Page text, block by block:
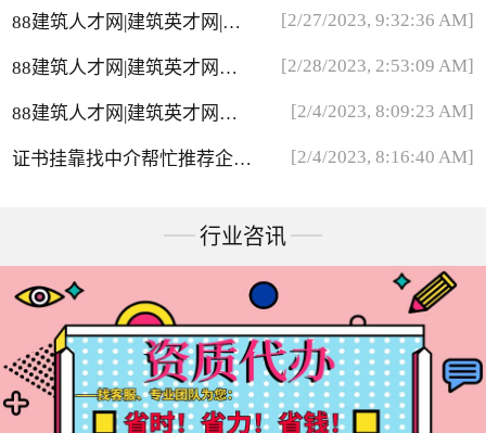
88建筑人才网|建筑英才网|挂
[2/27/2023, 9:32:36 AM]
88建筑人才网|建筑英才网无
[2/28/2023, 2:53:09 AM]
88建筑人才网|建筑英才网会
[2/4/2023, 8:09:23 AM]
证书挂靠找中介帮忙推荐企业
[2/4/2023, 8:16:40 AM]
行业咨讯